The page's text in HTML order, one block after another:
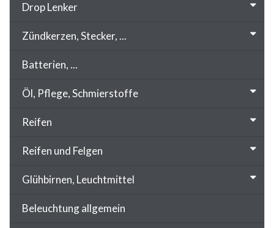
Drop Lenker
Zündkerzen, Stecker, ...
Batterien, ...
Öl, Pflege, Schmierstoffe
Reifen
Reifen und Felgen
Glühbirnen, Leuchtmittel
Beleuchtung allgemein